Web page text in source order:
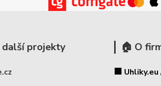
další projekty 🏠 O
🏢